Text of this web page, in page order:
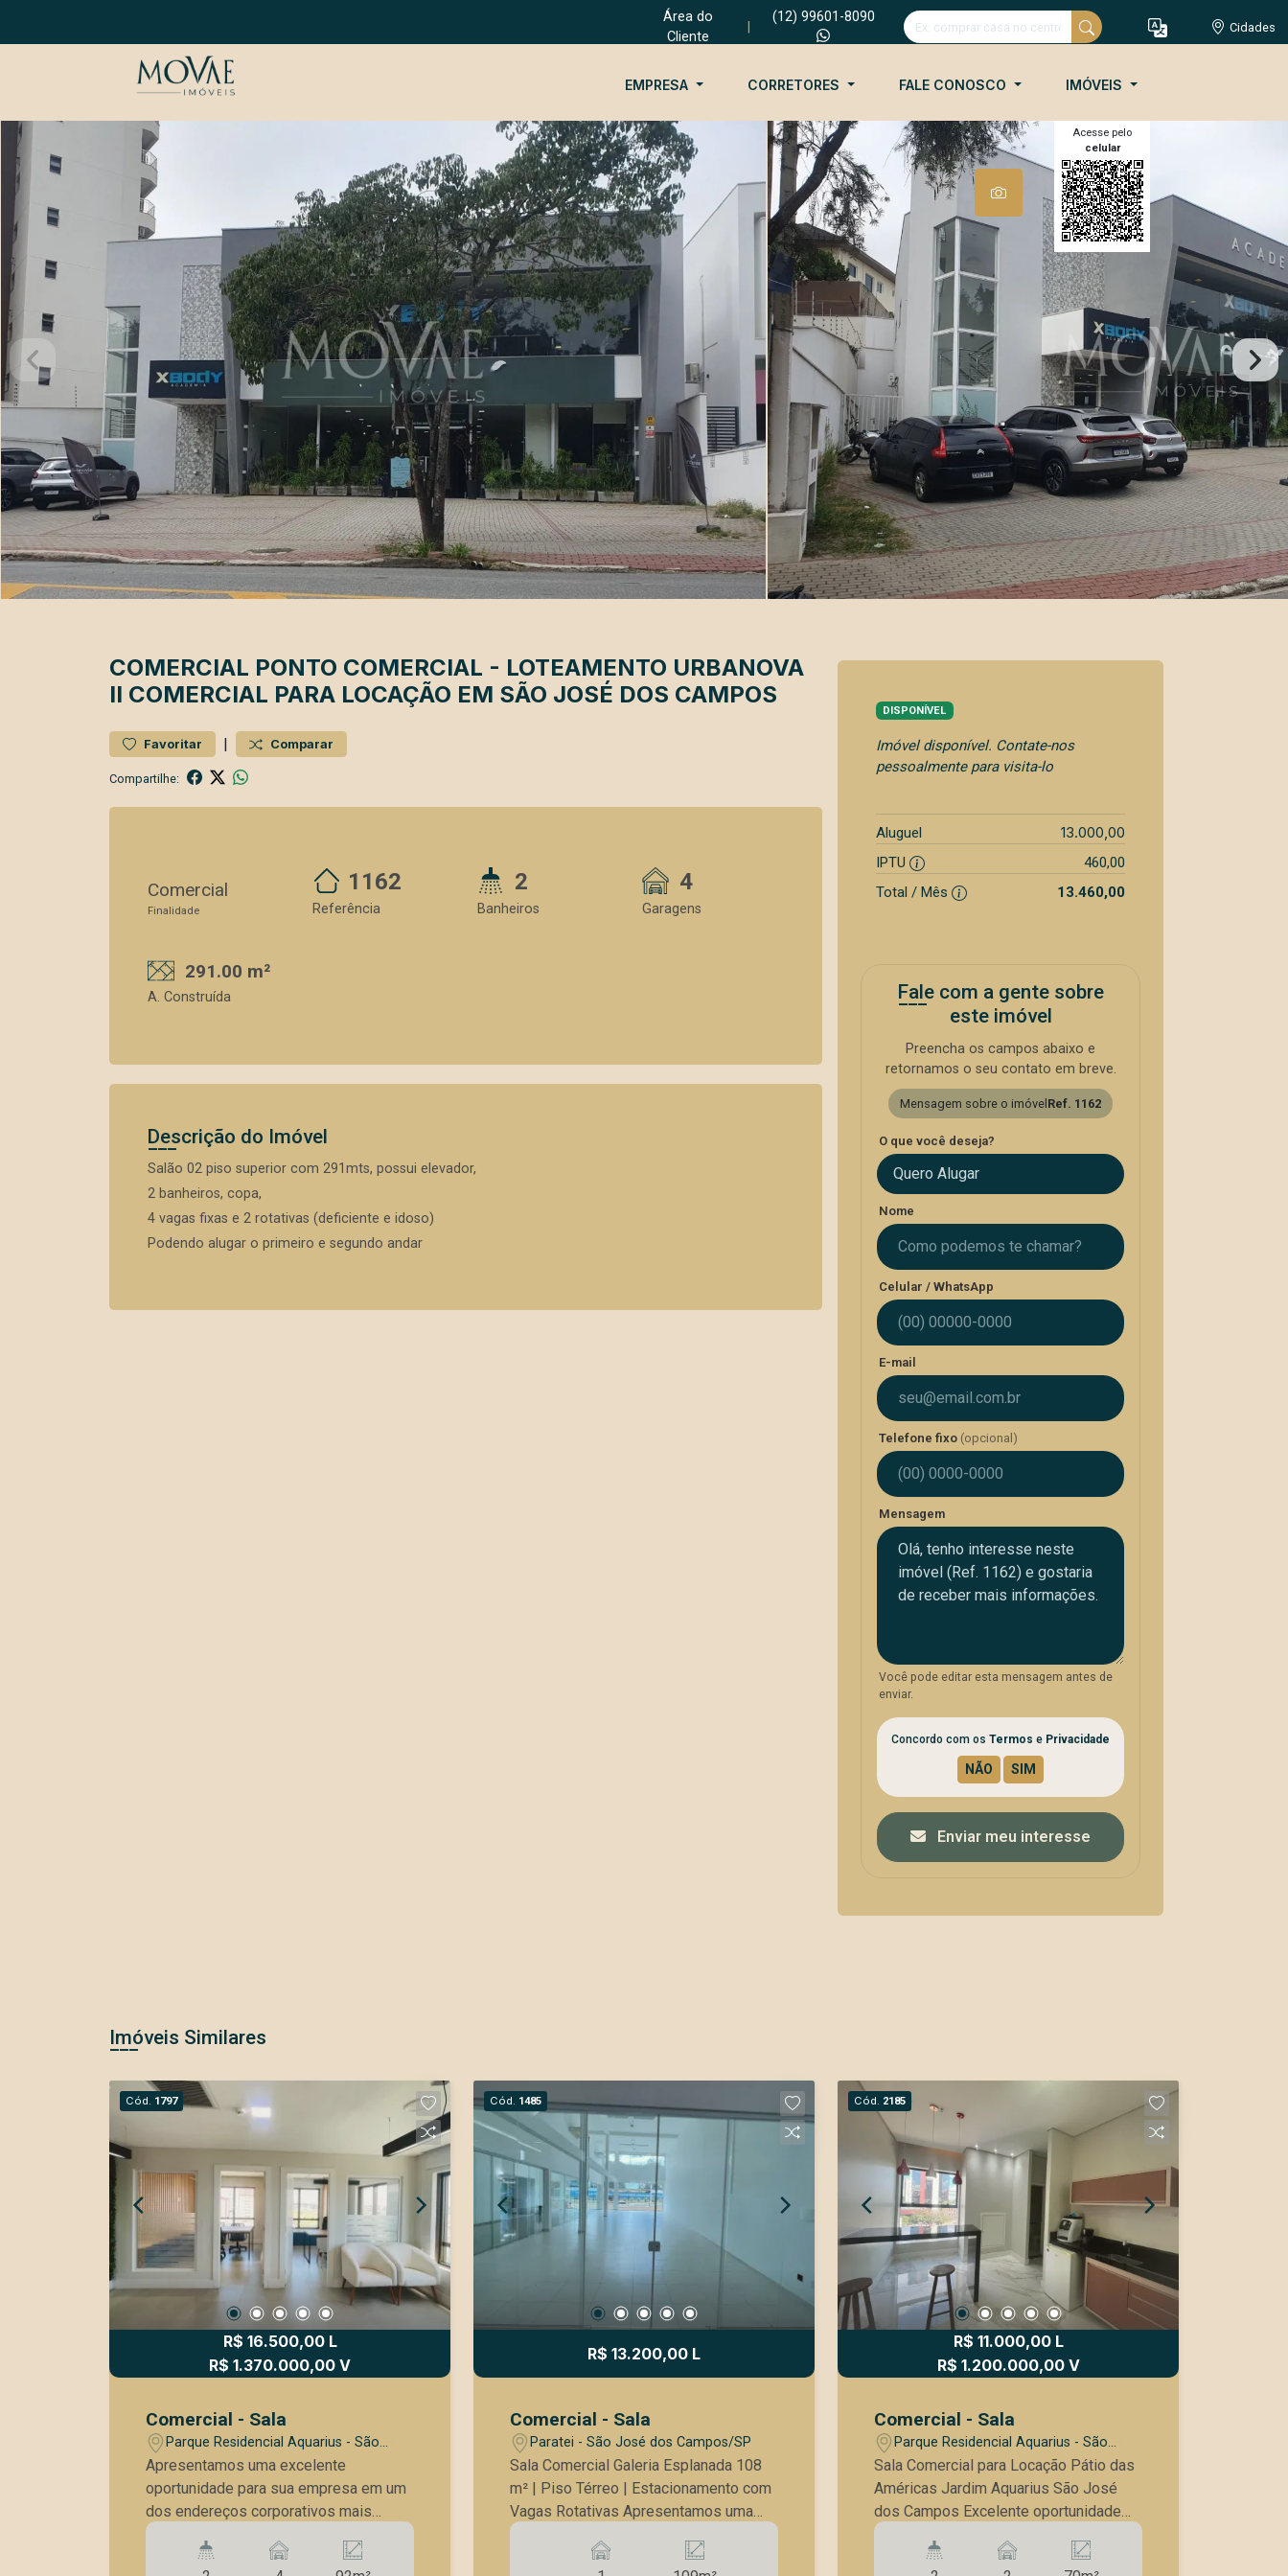
Área do
Cliente
(12) 99601-8090
Cidades
EMPRESA CORRETORES FALE CONOSCO IMÓVEIS
Acesse pelo
celular
COMERCIAL PONTO COMERCIAL - LOTEAMENTO URBANOVA
II COMERCIAL PARA LOCAÇÃO EM SÃO JOSÉ DOS CAMPOS
Favoritar | Comparar
Compartilhe:
Comercial
Finalidade
1162
Referência
2
Banheiros
4
Garagens
291.00 m²
A. Construída
Descrição do Imóvel
Salão 02 piso superior com 291mts, possui elevador,
2 banheiros, copa,
4 vagas fixas e 2 rotativas (deficiente e idoso)
Podendo alugar o primeiro e segundo andar
DISPONÍVEL
Imóvel disponível. Contate-nos
pessoalmente para visita-lo
Aluguel 13.000,00
IPTU
460,00
Total / Mês
13.460,00
Fale com a gente sobre
este imóvel
Preencha os campos abaixo e
retornamos o seu contato em breve.
Mensagem sobre o imóvel Ref. 1162
O que você deseja?
Quero Alugar
Nome
Celular / WhatsApp
E-mail
Telefone fixo (opcional)
Mensagem
Você pode editar esta mensagem antes de
enviar.
Concordo com os Termos e Privacidade
Enviar meu interesse
Imóveis Similares
Cód. 1797
R$ 16.500,00 L
R$ 1.370.000,00 V
Comercial - Sala
Parque Residencial Aquarius - São
José dos Campos/SP
Apresentamos uma excelente
oportunidade para sua empresa em um
dos endereços corporativos mais
valorizados de São José dos Campos:
o New Worker Tower, no Jardim
Cód. 1485
R$ 13.200,00 L
Comercial - Sala
Paratei - São José dos Campos/SP
Sala Comercial Galeria Esplanada 108
m² | Piso Térreo | Estacionamento com
Vagas Rotativas Apresentamos uma
excelente sala comercial localizada no
piso térreo da Galeria Esplanada, um
Cód. 2185
R$ 11.000,00 L
R$ 1.200.000,00 V
Comercial - Sala
Parque Residencial Aquarius - São
José dos Campos/SP
Sala Comercial para Locação Pátio das
Américas Jardim Aquarius São José
dos Campos Excelente oportunidade
para instalar sua empresa em uma das
regiões corporativas mais valorizadas